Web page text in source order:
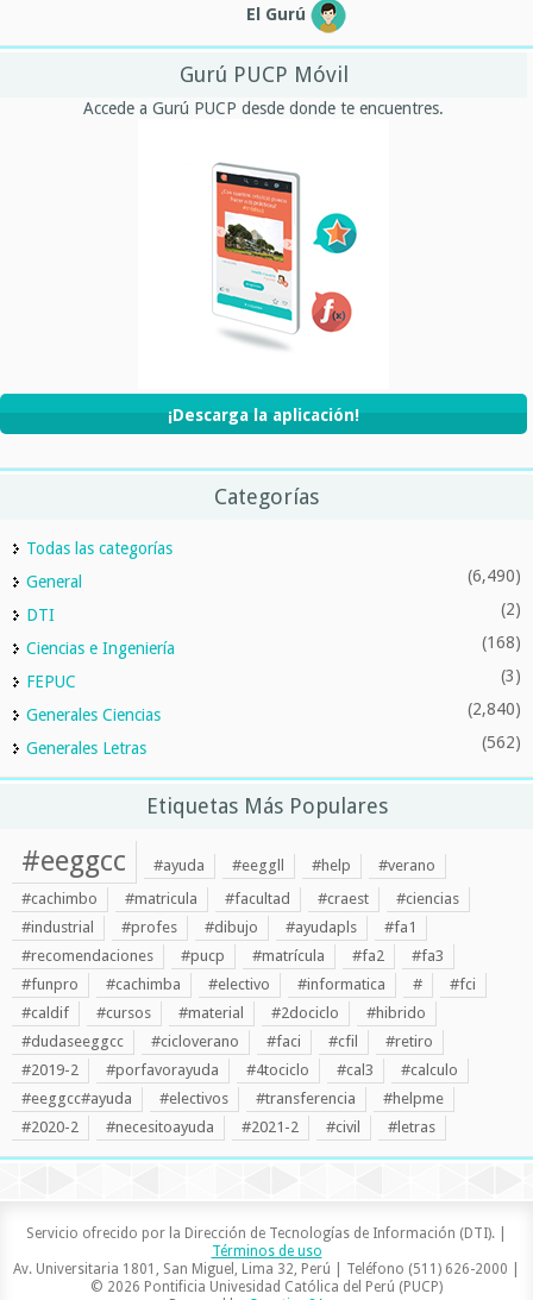
El Gurú
Gurú PUCP Móvil
Accede a Gurú PUCP desde donde te encuentres.
¡Descarga la aplicación!
Categorías
Todas las categorías
General
(6,490)
DTI (2)
Ciencias e Ingeniería (168)
FEPUC (3)
Generales Ciencias (2,840)
Generales Letras (562)
Etiquetas Más Populares
#eeggcc #ayuda #eeggll #help
#verano
#cachimbo
#matricula #facultad #craest
#ciencias
#industrial
#profes #dibujo #ayudapls
#fa1
#recomendaciones
#pucp #matrícula #fa2
#fa3
#funpro
#cachimba #electivo #informatica #
#fci
#caldif
#cursos #material #2dociclo
#hibrido
#dudaseeggcc
#cicloverano #faci #cfil
#retiro
#2019-2
#porfavorayuda #4tociclo #cal3
#calculo
#eeggcc#ayuda
#electivos #transferencia
#helpme
#2020-2
#necesitoayuda #2021-2 #civil #letras
Servicio ofrecido por la Dirección de Tecnologías de Información (DTI). |
Términos de uso
Av. Universitaria 1801, San Miguel, Lima 32, Perú | Teléfono (511) 626-2000 |
© 2026 Pontificia Univesidad Católica del Perú (PUCP)